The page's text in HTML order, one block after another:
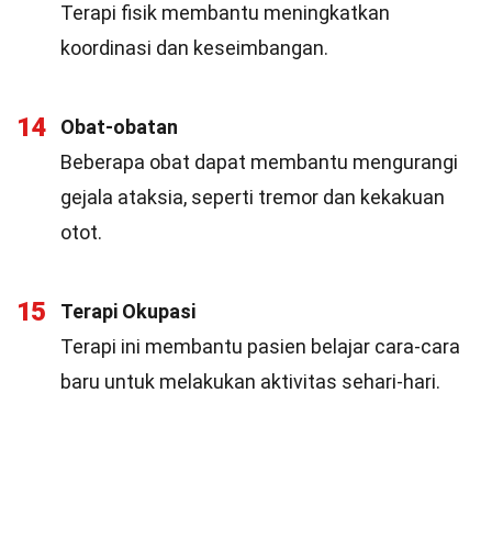
Terapi fisik membantu meningkatkan
koordinasi dan keseimbangan.
14
Obat-obatan
Beberapa obat dapat membantu mengurangi
gejala ataksia, seperti tremor dan kekakuan
otot.
15
Terapi Okupasi
Terapi ini membantu pasien belajar cara-cara
baru untuk melakukan aktivitas sehari-hari.